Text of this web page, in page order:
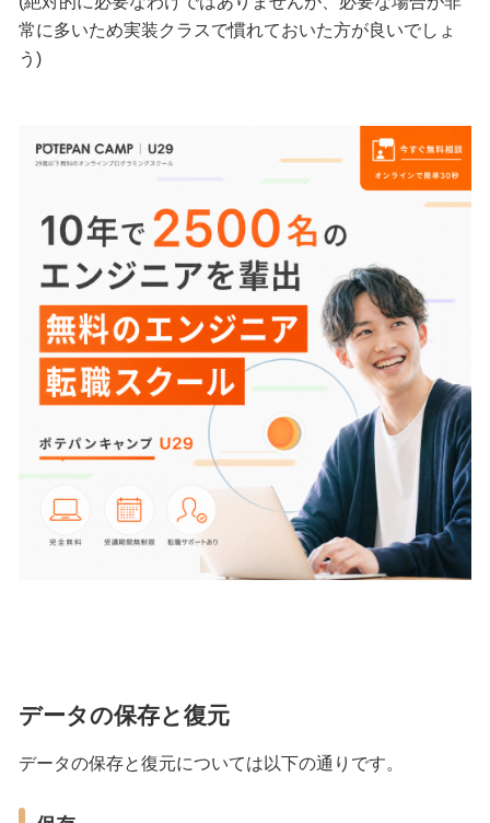
常に多いため実装クラスで慣れておいた方が良いでしょ
う)
データの保存と復元
データの保存と復元については以下の通りです。